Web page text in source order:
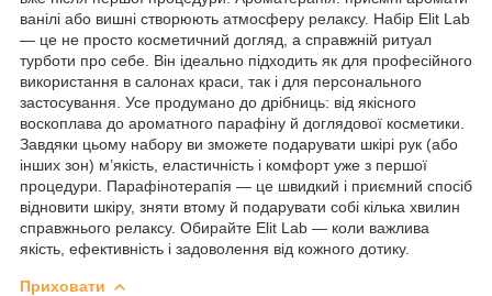
ванілі або вишні створюють атмосферу релаксу. Набір Elit Lab
— це не просто косметичний догляд, а справжній ритуал
турботи про себе. Він ідеально підходить як для професійного
використання в салонах краси, так і для персонального
застосування. Усе продумано до дрібниць: від якісного
воскоплава до ароматного парафіну й доглядової косметики.
Завдяки цьому набору ви зможете подарувати шкірі рук (або
інших зон) м’якість, еластичність і комфорт уже з першої
процедури. Парафінотерапія — це швидкий і приємний спосіб
відновити шкіру, зняти втому й подарувати собі кілька хвилин
справжнього релаксу. Обирайте Elit Lab — коли важлива
якість, ефективність і задоволення від кожного дотику.
Приховати